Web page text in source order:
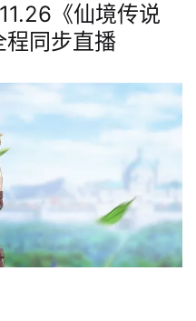
《仙境传说
程同步直播